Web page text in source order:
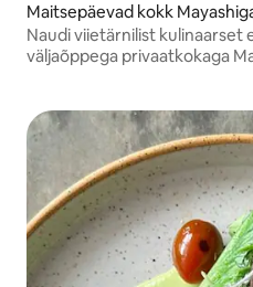
Maitsepäevad kokk
Naudi viietärnilist kulinaarset
väljaõppega privaatkokaga